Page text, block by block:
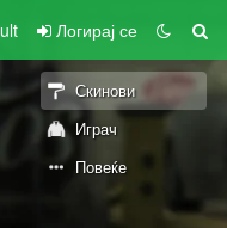
Логирај се
Скинови
Играч
Повеќе